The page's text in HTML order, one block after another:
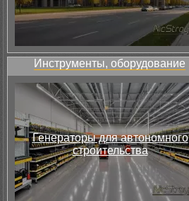
Инструменты, оборудование
Генераторы для автономного
строительства